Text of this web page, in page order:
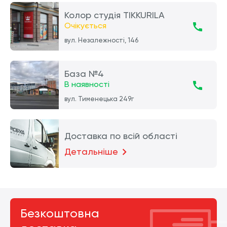
Колор студія TIKKURILA
Очікується
вул. Незалежності, 146
База №4
В наявності
вул. Тименецька 249г
Доставка по всій області
Детальніше
Безкоштовна